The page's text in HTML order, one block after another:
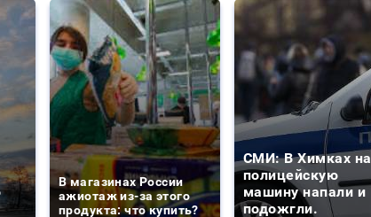
В магазинах России
ажиотаж из-за этого
продукта: что купить?
СМИ: В Химках на
полицейскую
машину напали и
подожгли.